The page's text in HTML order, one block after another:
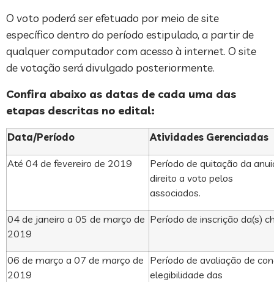
O voto poderá ser efetuado por meio de site
específico dentro do período estipulado, a partir de
qualquer computador com acesso à internet. O site
de votação será divulgado posteriormente.
Confira abaixo as datas de cada uma das
etapas descritas no edital:
Data/Período Atividades Gerenciadas
Até 04 de fevereiro de 2019
Período de quitação da
direito a voto pelos
associados.
04 de janeiro a 05 de março de
2019
Período de inscrição da(s)
06 de março a 07 de março de
2019
Período de avaliação de
elegibilidade das